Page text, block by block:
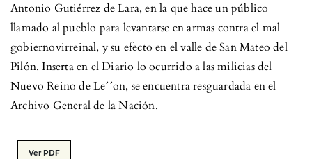
Antonio Gutiérrez de Lara, en la que hace un público
llamado al pueblo para levantarse en armas contra el mal
gobiernovirreinal, y su efecto en el valle de San Mateo del
Pilón. Inserta en el Diario lo ocurrido a las milicias del
Nuevo Reino de Le´´on, se encuentra resguardada en el
Archivo General de la Nación.
Ver PDF